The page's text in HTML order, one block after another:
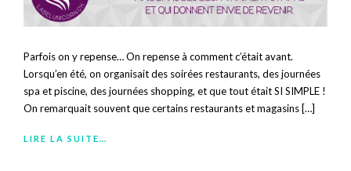
Parfois on y repense… On repense à comment c’était avant.
Lorsqu’en été, on organisait des soirées restaurants, des journées
spa et piscine, des journées shopping, et que tout était SI SIMPLE !
On remarquait souvent que certains restaurants et magasins […]
LIRE LA SUITE…